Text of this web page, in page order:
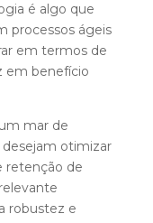
é algo que
processos ágeis
em termos de
em benefício
mar de
desejam otimizar
retenção de
robustez e